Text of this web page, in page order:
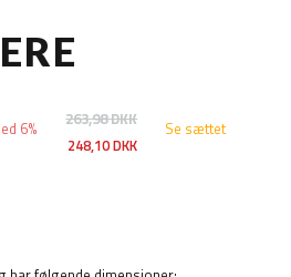
263,98 DKK
248,10 DKK
6% Se sættet